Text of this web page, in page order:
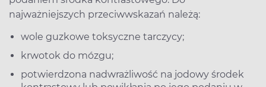
najważniejszych przeciwwskazań należą:
wole guzkowe toksyczne tarczycy;
krwotok do mózgu;
potwierdzona nadwrażliwość na jodowy środek